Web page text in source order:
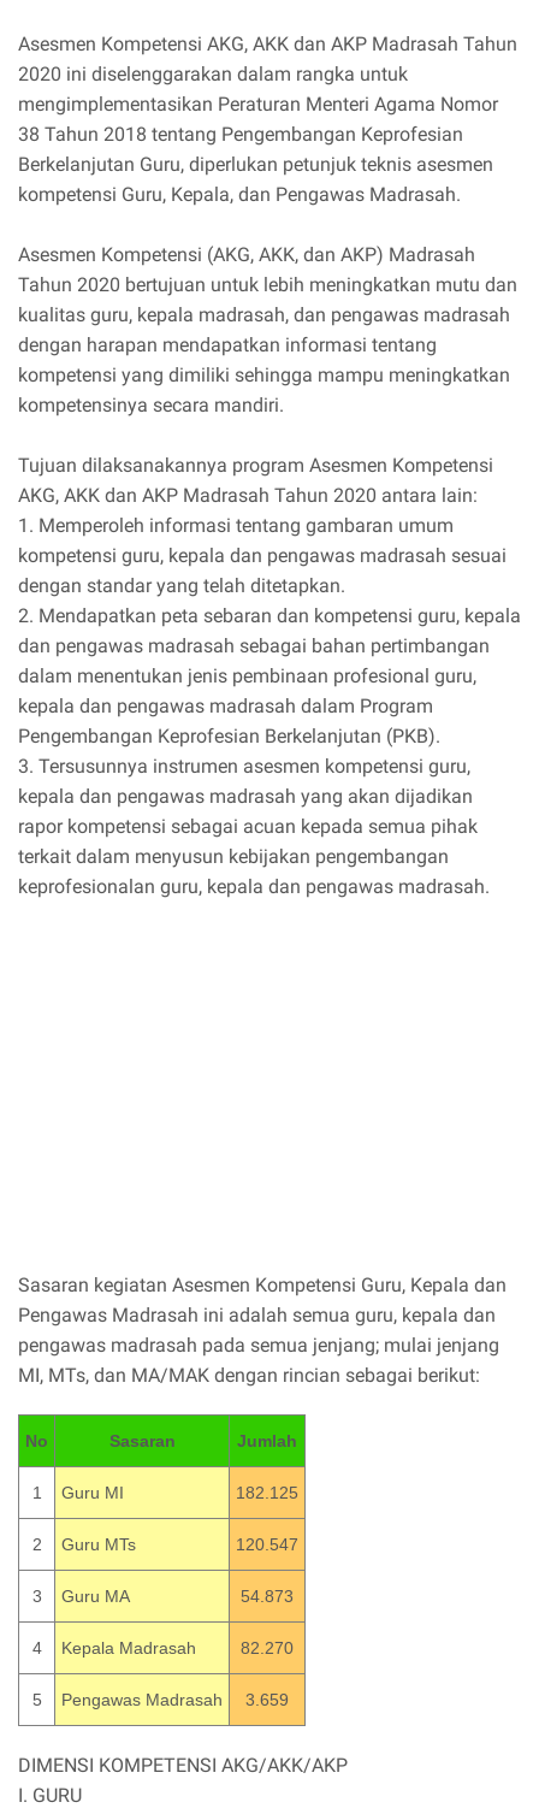
Asesmen Kompetensi AKG, AKK dan AKP Madrasah Tahun
2020 ini diselenggarakan dalam rangka untuk
mengimplementasikan Peraturan Menteri Agama Nomor
38 Tahun 2018 tentang Pengembangan Keprofesian
Berkelanjutan Guru, diperlukan petunjuk teknis asesmen
kompetensi Guru, Kepala, dan Pengawas Madrasah.
Asesmen Kompetensi (AKG, AKK, dan AKP) Madrasah
Tahun 2020 bertujuan untuk lebih meningkatkan mutu dan
kualitas guru, kepala madrasah, dan pengawas madrasah
dengan harapan mendapatkan informasi tentang
kompetensi yang dimiliki sehingga mampu meningkatkan
kompetensinya secara mandiri.
Tujuan dilaksanakannya program Asesmen Kompetensi
AKG, AKK dan AKP Madrasah Tahun 2020 antara lain:
1. Memperoleh informasi tentang gambaran umum
kompetensi guru, kepala dan pengawas madrasah sesuai
dengan standar yang telah ditetapkan.
2. Mendapatkan peta sebaran dan kompetensi guru, kepala
dan pengawas madrasah sebagai bahan pertimbangan
dalam menentukan jenis pembinaan profesional guru,
kepala dan pengawas madrasah dalam Program
Pengembangan Keprofesian Berkelanjutan (PKB).
3. Tersusunnya instrumen asesmen kompetensi guru,
kepala dan pengawas madrasah yang akan dijadikan
rapor kompetensi sebagai acuan kepada semua pihak
terkait dalam menyusun kebijakan pengembangan
keprofesionalan guru, kepala dan pengawas madrasah.
Sasaran kegiatan Asesmen Kompetensi Guru, Kepala dan
Pengawas Madrasah ini adalah semua guru, kepala dan
pengawas madrasah pada semua jenjang; mulai jenjang
MI, MTs, dan MA/MAK dengan rincian sebagai berikut:
No Sasaran Jumlah
1 Guru MI 182.125
2 Guru MTs 120.547
3 Guru MA 54.873
4 Kepala Madrasah 82.270
5 Pengawas Madrasah 3.659
DIMENSI KOMPETENSI AKG/AKK/AKP
I. GURU